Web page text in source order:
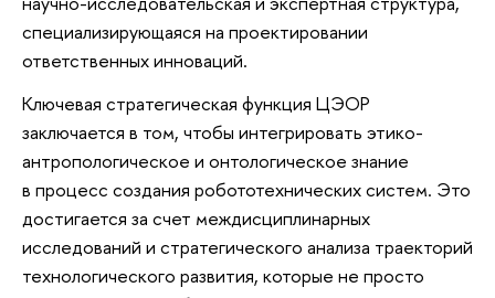
специализирующаяся на проектировании
ответственных инноваций.
Ключевая стратегическая функция ЦЭОР
заключается в том, чтобы интегрировать этико-
антропологическое и онтологическое знание
в процесс создания робототехнических систем. Это
достигается за счет междисциплинарных
исследований и стратегического анализа траекторий
технологического развития, которые не просто